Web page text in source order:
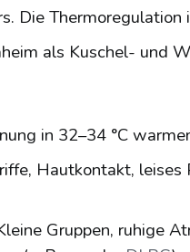
Die
als Kuschel- und
in 32–34 °C
Hautkontakt, leises
Gruppen, ruhige